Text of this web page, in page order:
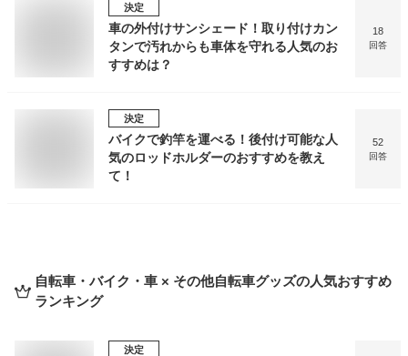
決定
車の外付けサンシェード！取り付けカン
タンで汚れからも車体を守れる人気のお
すすめは？
18
回答
決定
バイクで釣竿を運べる！後付け可能な人
気のロッドホルダーのおすすめを教え
て！
52
回答
自転車・バイク・車 × その他自転車グッズの人気おすすめ
ランキング
決定